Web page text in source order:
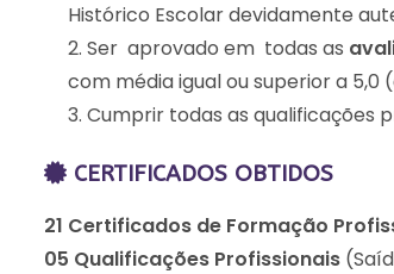
Histórico Escolar devidamente
Ser aprovado em todas as
com média igual ou superior a 5,0
Cumprir todas as qualificações
CERTIFICADOS OBTIDOS
21 Certificados de Formação
05 Qualificações Profissionais